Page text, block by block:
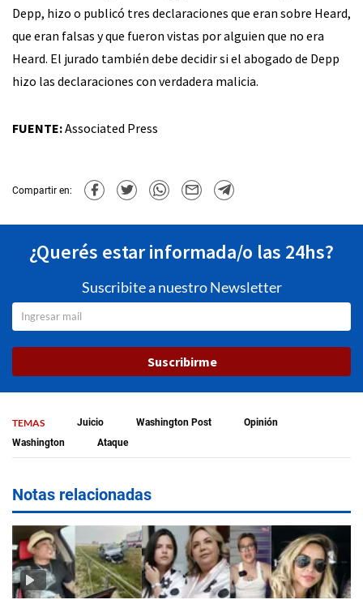
Depp, hizo o publicó tres declaraciones que eran sobre Heard,
que eran falsas y que fueron vistas por alguien que no era
Heard. El jurado también debe decidir si el abogado de Depp
hizo las declaraciones con verdadera malicia.
FUENTE:Associated Press
Compartir en:
¿Querés estar informada/o las 24hs?
Suscribite a nuestro Newsletter
Suscribirme
TEMAS Juicio Washington Post
Opinión
Washington
Ataque
Notas relacionadas